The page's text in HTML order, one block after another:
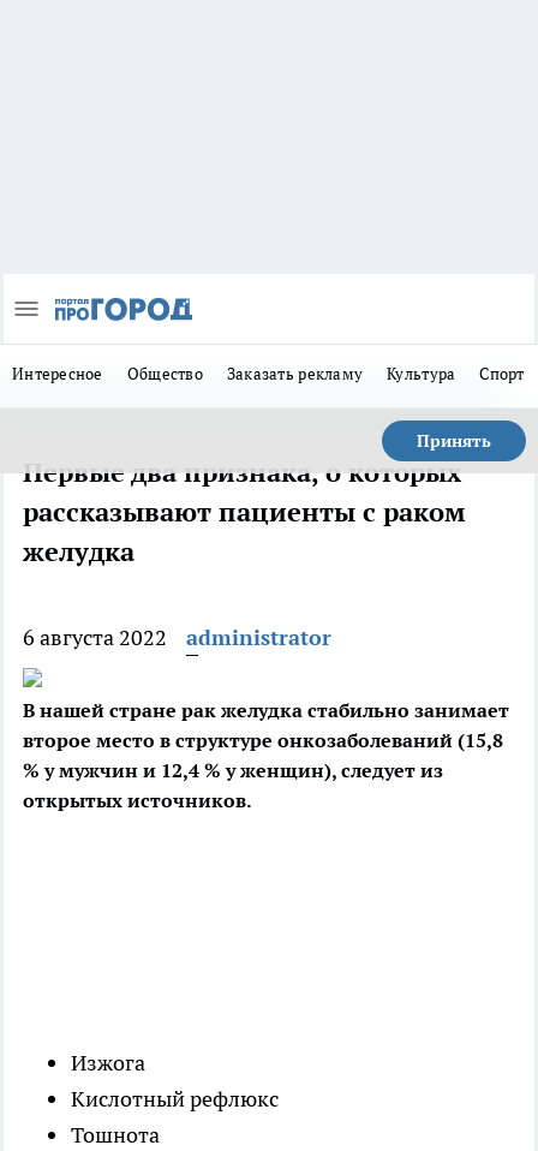
Интересное Общество Заказать рекламу Культура Спорт
Принять
Первые два признака, о которых
рассказывают пациенты с раком
желудка
6 августа 2022 administrator
В нашей стране рак желудка стабильно занимает
второе место в структуре онкозаболеваний (15,8
% у мужчин и 12,4 % у женщин), следует из
открытых источников.
Изжога
Кислотный рефлюкс
Тошнота